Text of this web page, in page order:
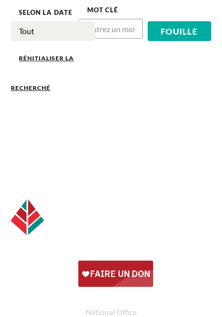
SELON LA DATE MOT CLÉ
RÉNITIALISER LA
RECHERCHÉ
National Office